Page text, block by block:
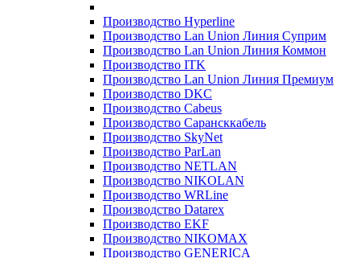
Производство Hyperline
Производство Lan Union Линия Суприм
Производство Lan Union Линия Коммон
Производство ITK
Производство Lan Union Линия Премиум
Производство DKC
Производство Cabeus
Производство Сарансккабель
Производство SkyNet
Производство ParLan
Производство NETLAN
Производство NIKOLAN
Производство WRLine
Производство Datarex
Производство EKF
Производство NIKOMAX
Производство GENERICA